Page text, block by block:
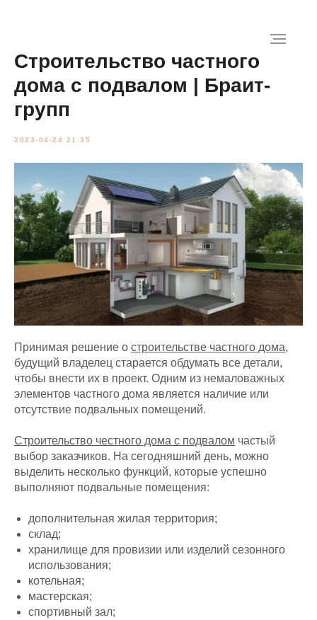
Строительство частного
дома с подвалом | Браит-
групп
2023-04-24 21:35
Принимая решение о строительстве частного дома,
будущий владелец старается обдумать все детали,
чтобы внести их в проект. Одним из немаловажных
элементов частного дома является наличие или
отсутствие подвальных помещений.
Строительство честного дома с подвалом частый
выбор заказчиков. На сегодняшний день, можно
выделить несколько функций, которые успешно
выполняют подвальные помещения:
дополнительная жилая территория;
склад;
хранилище для провизии или изделий сезонного
использования;
котельная;
мастерская;
спортивный зал;